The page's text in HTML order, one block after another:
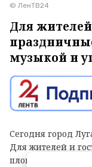
© ЛенТВ24
Для
музыкой и
Сегодня город
Для жителей и
площадки,